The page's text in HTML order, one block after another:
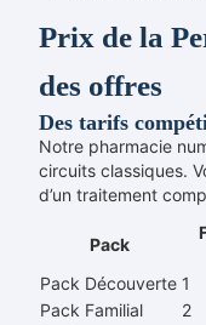
Prix de la
des offres
Des tarifs
Notre pharmacie
circuits classiques.
d’un traitement
Pack
Pack Découverte 1
Pack Familial
2